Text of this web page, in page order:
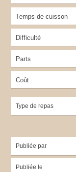
Temps de cuisson
Difficulté
Parts
Coût
Type de repas
Publiée par
Publiée le